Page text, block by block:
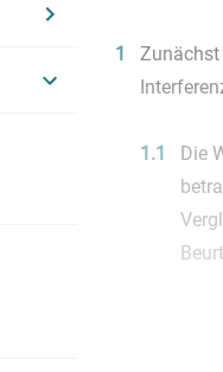
1
Zunächst
1.1
Die